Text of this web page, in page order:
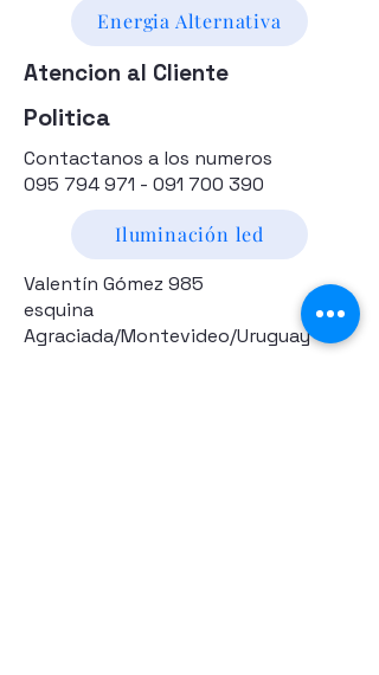
Energia Alternativa
Atencion al Cliente
Politica
Contactanos a los numeros
095 794 971 - 091 700 390
Iluminación led
Valentín Gómez 985
esquina
Agraciada/Montevideo/Uruguay